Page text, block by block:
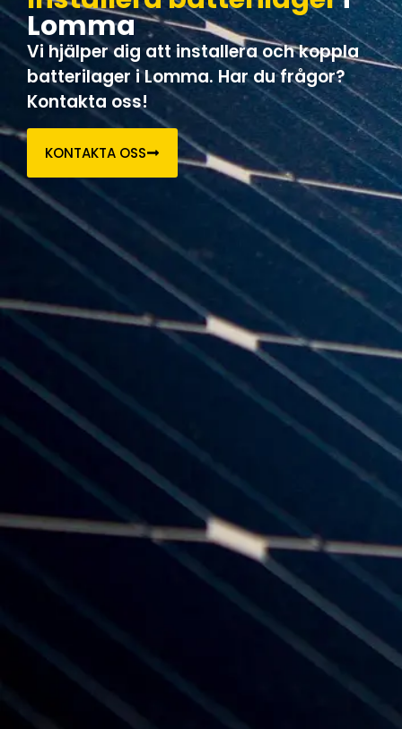
Lomma
Vi hjälper dig att installera och koppla
batterilager i Lomma. Har du frågor?
Kontakta oss!
KONTAKTA OSS